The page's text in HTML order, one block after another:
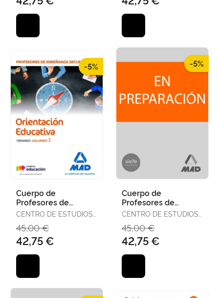
Vo
Vo
-5%
Cuerpo de
Profesores de
Enseñanza
Orientación
Educativa. Temario
Vo
CENTRO DE ESTUDIOS
45,00 €
42,75 €
-5%
Cuerpo de
Profesores de
Enseñanza
Orientación
Educativa. Temario
Vo
CENTRO DE ESTUDIOS
45,00 €
42,75 €